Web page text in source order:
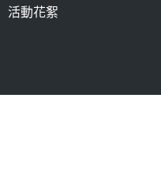
活動花絮